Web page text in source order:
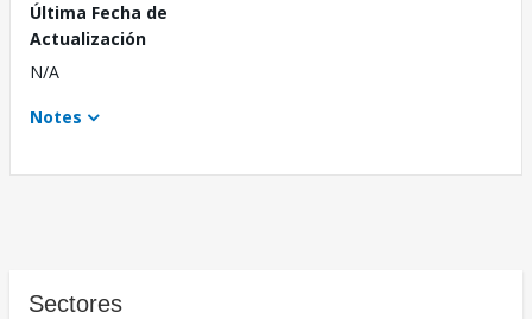
Última Fecha de
Actualización
N/A
Notes
Sectores